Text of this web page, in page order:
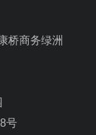
桥商务绿洲
号